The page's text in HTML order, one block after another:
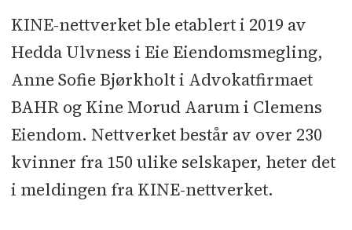
KINE-nettverket ble etablert i 2019 av
Hedda Ulvness i Eie Eiendomsmegling,
Anne Sofie Bjørkholt i Advokatfirmaet
BAHR og Kine Morud Aarum i Clemens
Eiendom. Nettverket består av over 230
kvinner fra 150 ulike selskaper, heter det
i meldingen fra KINE-nettverket.